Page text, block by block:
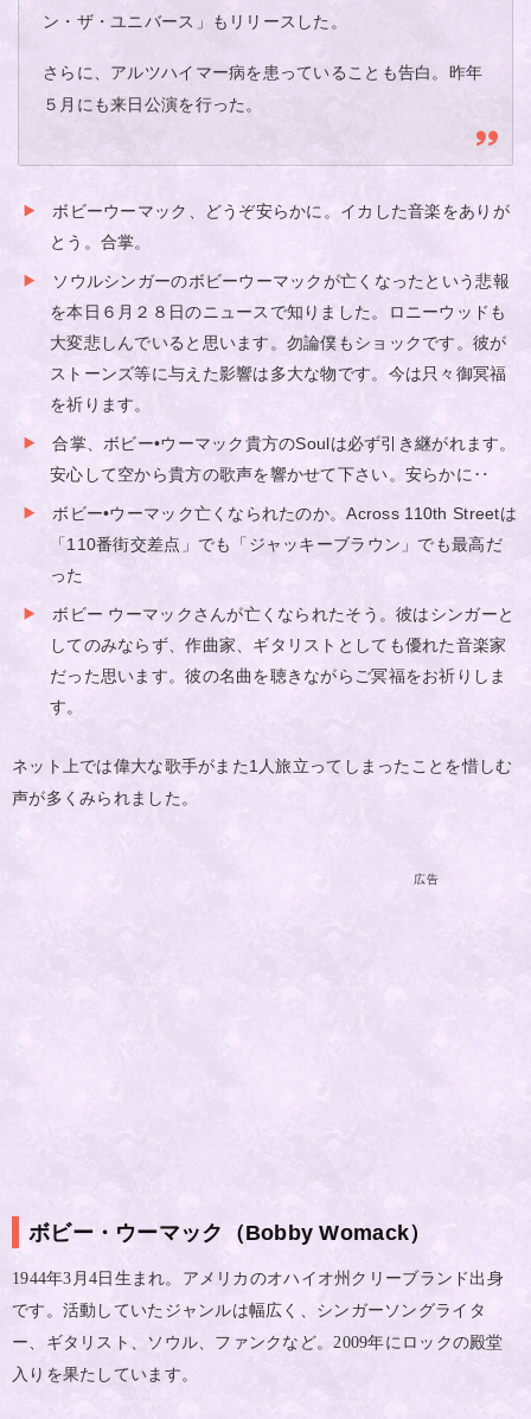
ン・ザ・ユニバース」もリリースした。
さらに、アルツハイマー病を患っていることも告白。昨年
５月にも来日公演を行った。
ボビーウーマック、どうぞ安らかに。イカした音楽をありが
とう。合掌。
ソウルシンガーのボビーウーマックが亡くなったという悲報
を本日６月２８日のニュースで知りました。ロニーウッドも
大変悲しんでいると思います。勿論僕もショックです。彼が
ストーンズ等に与えた影響は多大な物です。今は只々御冥福
を祈ります。
合掌、ボビー•ウーマック貴方のSoulは必ず引き継がれます。
安心して空から貴方の歌声を響かせて下さい。安らかに‥
ボビー•ウーマック亡くなられたのか。Across 110th Streetは
「110番街交差点」でも「ジャッキーブラウン」でも最高だ
った
ボビー ウーマックさんが亡くなられたそう。彼はシンガーと
してのみならず、作曲家、ギタリストとしても優れた音楽家
だった思います。彼の名曲を聴きながらご冥福をお祈りしま
す。
ネット上では偉大な歌手がまた1人旅立ってしまったことを惜しむ
声が多くみられました。
広告
ボビー・ウーマック（Bobby Womack）
1944年3 月 4日生まれ。アメリカのオハイオ州クリーブランド出身
です。活動していたジャンルは幅広く、シンガーソングライタ
ー、ギタリスト、ソウル、ファンクなど。 2009年にロックの殿堂
入りを果たしています。